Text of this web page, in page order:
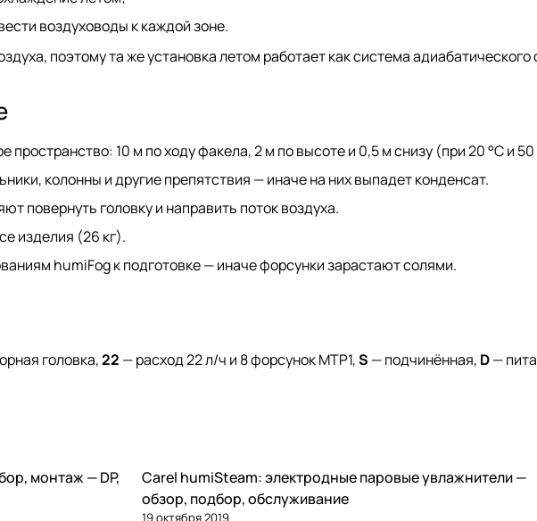
воздуховоды к каждой зоне.
поэтому та же установка летом работает как система
пространство: 10 м по ходу факела, 2 м по высоте и 0,5 м снизу (при 20 °C и
колонны и другие препятствия — иначе на них выпадет конденсат.
повернуть головку и направить поток воздуха.
изделия (26 кг).
humiFog к подготовке — иначе форсунки зарастают солями.
головка,22 — расход 22 л/ч и 8 форсунок MTP1,S — подчинённая, D—
монтаж — DP,
Увлажнение
Carel humiSteam: электродные паровые увлажнители —
обзор, подбор, обслуживание
19 октября 2019